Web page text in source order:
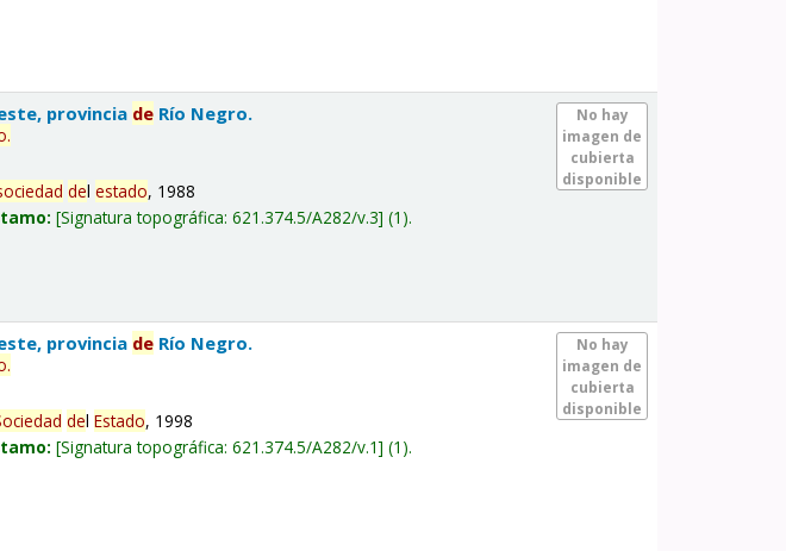
No hay
imagen de
cubierta
disponible
provincia de Río Negro.
.
delestado, 1988
Signatura topográfica:621.374.5/A282/v.3 (1).
No hay
imagen de
cubierta
disponible
provincia de Río Negro.
.
delEstado, 1998
Signatura topográfica:621.374.5/A282/v.1 (1).